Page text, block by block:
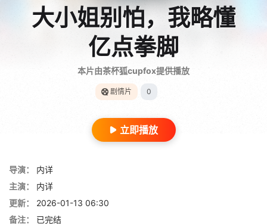
大小姐别怕，我略懂
亿点拳脚
本片由茶杯狐cupfox提供播放
剧情片 0
立即播放
导演：
内详
主演：
内详
更新：
2026-01-13 06:30
备注：
已完结